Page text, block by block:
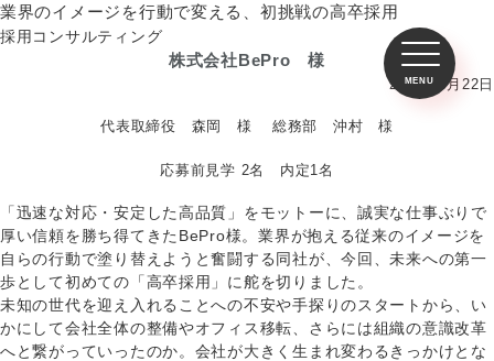
業界のイメージを行動で変える、初挑戦の高卒採用
採用コンサルティング
株式会社BePro 様
2026年5月22日
代表取締役 森岡 様 総務部 沖村 様
応募前見学 2名 内定1名
「迅速な対応・安定した高品質」をモットーに、誠実な仕事ぶりで
厚い信頼を勝ち得てきたBePro様。業界が抱える従来のイメージを
自らの行動で塗り替えようと奮闘する同社が、今回、未来への第一
歩として初めての「高卒採用」に舵を切りました。
未知の世代を迎え入れることへの不安や手探りのスタートから、い
かにして会社全体の整備やオフィス移転、さらには組織の意識改革
へと繋がっていったのか。会社が大きく生まれ変わるきっかけとな